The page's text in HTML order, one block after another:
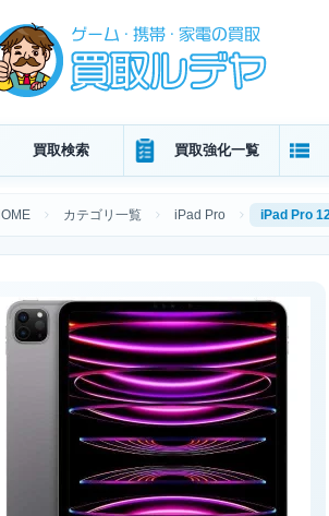
買取検索 買取強化一覧
カテゴリ一覧 iPad Pro